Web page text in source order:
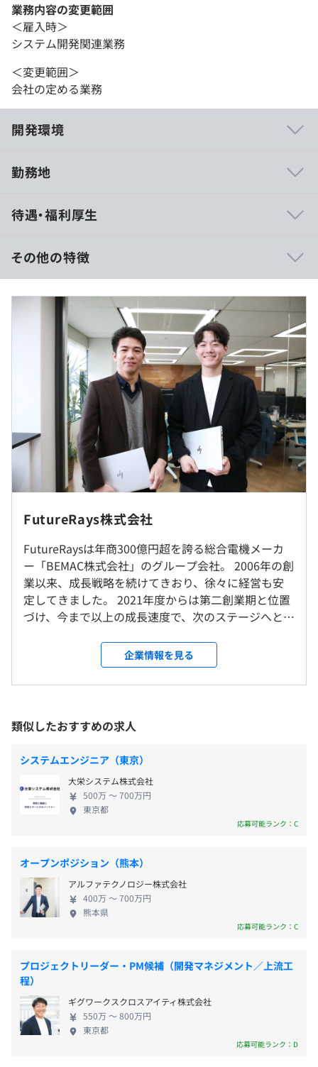
業務内容の変更範囲
＜雇入時＞
システム開発関連業務
＜変更範囲＞
会社の定める業務
開発環境
ースト」です。
責任があります。会社はそれを支援し、より質の高いサー
ビスをチームワークを活かしてクライアント様に提供して
いきます。
若手でもベテランでも自分の意見をしっかりと発信するこ
とができて、それを受け止める風土が弊社の自慢です。
趣味が合う社員同士で活動する部活制度も好評です。３人
集まれば部活して認められて活動経費の補助がでます。
スプラートゥーン部、映画鑑賞部、家庭菜園部、海外サッ
カー観戦部などなど。拠点をまたいで、年齢も立場も関係
なく趣味を共有できます。
＜事例＞
造と社員の働き方改革
◆背景・課題
・30年前に構築したレガシーシステムからの脱却に向け
・運用コスト、ハードウェアの維持コストが年々嵩んでお
り、最新技術、インフラを用いたシステムで運用コスト削
減を図りたい
・データの二重入力・三重入力をなくし社員の業務負荷、
入力ミスを削減したい
ト導入による業務の標準化で社員の働き方を変革したい
◆提供サービス
・現状の整理と将来のあるべき姿を考えるコンサルティン
グ
・現状業務の棚卸を実施し、経営層、現場担当者から課題
の方向性を検討
・RFI/RFPへの落とし込みと製品/ベンダー選定を支援
・基幹システムの刷新効果を高めるためにECサイトやBI
など連動する周辺システムの改修、構築をご提案
社員一人ひとりの成長やスキルアップに注力。多彩な学び
の場を用意しています。
勤務地
・社内もしくはお客さま先での勤務となります。
・リモート（在宅）勤務可能 ※案件により
・転勤はありません
就業場所の変更範囲
＜雇入時＞
大阪本社もしくは常駐先
＜変更範囲＞
待遇・福利厚生
◾️月給制
◾️月給：245,000円～（固定残業代を含む／月）
・基本給：212,500～
・固定残業代：32,500～（20時間分※超過分は別途支
（※想定年収 は年収提示額を保証するものではありません）
・コアタイム：10:00～15:00
休憩時間：60分
平均残業時間：平均11.5時間／月
《年間休日：約125日》
・完全週休2日制（土・日）、祝日 ※プロジェクトによ
・慶弔休暇
経過時期が上期の場合15日、下期の場合10日有給付与）
・誕生日休暇
・産前産後休暇、育児休暇 など
・通勤手当（月10万円まで支給）
・出張手当
・残業手当（固定残業代時間超過分）
賞与：年2回（4月、10月）
昇給：年1回
その他の特徴
FutureRays株式会社
FutureRaysは年商300億円超を誇る総合電機メーカ
ー「BEMAC株式会社」のグループ会社。 2006年の創
業以来、成長戦略を続けてきおり、徐々に経営も安
定してきました。 2021年度からは第二創業期と位置
づけ、今まで以上の成長速度で、次のステージへとス
当社は、IPOも控えた、まさに成長拡大フェーズ。
事業規模の拡大、サービスレベルの向上、新規事業
の立上げ、海外展開等々、第二創業期に相応しい成
拠点よりIT技術基盤のコンサルサービス 当社には大
手IT企業との協業による大型基幹システム導入など
の実績が多数あります。 また、通販ソリューション
として自社パッケージ「『nfinity K』『「クラウド
K』を開発し、その導入も今後力を入れて取り組んで
いきたいと考えています。 国内6拠点のほか、2024
年にはインドネシアにて初の海外グループ会社を設
ます。 ◆当サービスについて FutureRaysにとっての
ICTは、お客さまの業務改革のための手段です。 ICT
コンサルティングからテクノロジー、ソリューショ
ンまで、すべてのサービス領域で最適なご提案をい
たします。 ・ICTコンサルティング：ICT企画・戦略
イクルをワンストップで支援。 ・テクノロジー：ア
プリケーション開発からパッケージやICTツールの活
用、インフラ構築とICTに関連する広範な領域に対
応。 ・ソリューション：基幹業務／経営・戦略基盤
／システム基盤／デジタル活用 ◆充実の福利厚生 ・
福利厚生はできるかぎり手厚く。働くことも休むこ
企業情報を見る
類似したおすすめの求人
システムエンジニア（東京）
大栄システム株式会社
500万 〜 700万円
東京都
応募可能ランク：C
オープンポジション（熊本）
アルファテクノロジー株式会社
400万 〜 700万円
熊本県
応募可能ランク：C
プロジェクトリーダー・PM候補（開発マネジメント／上流工
程）
ギグワークスクロスアイティ株式会社
550万 〜 800万円
東京都
応募可能ランク：D